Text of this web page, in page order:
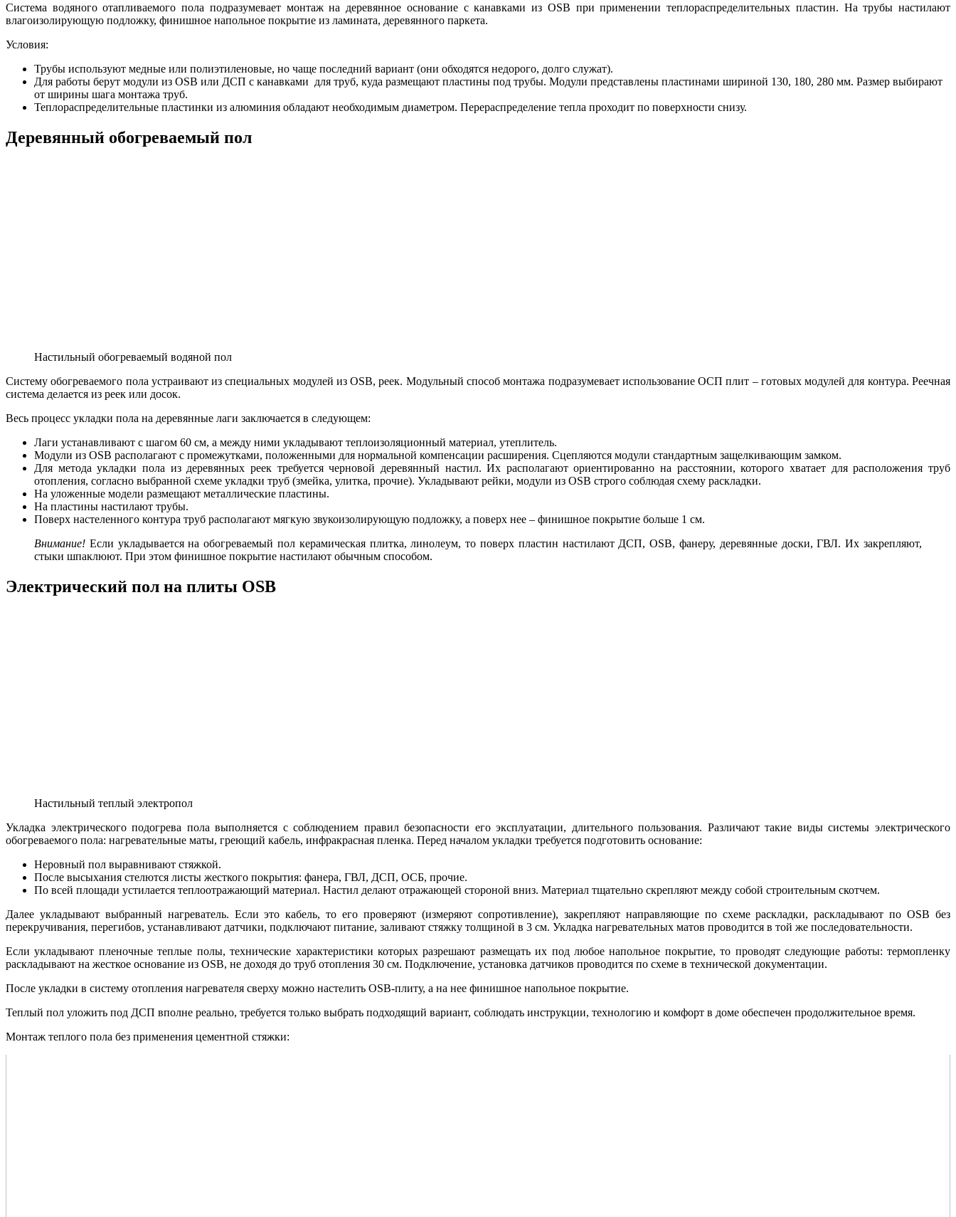
Система водяного отапливаемого пола подразумевает монтаж на деревянное основание с канавками из OSB при применении теплораспределительных пластин. На трубы настилают
влагоизолирующую подложку, финишное напольное покрытие из ламината, деревянного паркета.
Условия:
Трубы используют медные или полиэтиленовые, но чаще последний вариант (они обходятся недорого, долго служат).
Для работы берут модули из OSB или ДСП с канавками для труб, куда размещают пластины под трубы. Модули представлены пластинами шириной 130, 180, 280 мм. Размер выбирают
от ширины шага монтажа труб.
Теплораспределительные пластинки из алюминия обладают необходимым диаметром. Перераспределение тепла проходит по поверхности снизу.
Деревянный обогреваемый пол
Настильный обогреваемый водяной пол
Систему обогреваемого пола устраивают из специальных модулей из OSB, реек. Модульный способ монтажа подразумевает использование ОСП плит – готовых модулей для контура. Реечная
система делается из реек или досок.
Весь процесс укладки пола на деревянные лаги заключается в следующем:
Лаги устанавливают с шагом 60 см, а между ними укладывают теплоизоляционный материал, утеплитель.
Модули из OSB располагают с промежутками, положенными для нормальной компенсации расширения. Сцепляются модули стандартным защелкивающим замком.
Для метода укладки пола из деревянных реек требуется черновой деревянный настил. Их располагают ориентированно на расстоянии, которого хватает для расположения труб
отопления, согласно выбранной схеме укладки труб (змейка, улитка, прочие). Укладывают рейки, модули из OSB строго соблюдая схему раскладки.
На уложенные модели размещают металлические пластины.
На пластины настилают трубы.
Поверх настеленного контура труб располагают мягкую звукоизолирующую подложку, а поверх нее – финишное покрытие больше 1 см.
Внимание! Если укладывается на обогреваемый пол керамическая плитка, линолеум, то поверх пластин настилают ДСП, OSB, фанеру, деревянные доски, ГВЛ. Их закрепляют,
стыки шпаклюют. При этом финишное покрытие настилают обычным способом.
Электрический пол на плиты OSB
Настильный теплый электропол
Укладка электрического подогрева пола выполняется с соблюдением правил безопасности его эксплуатации, длительного пользования. Различают такие виды системы электрического
обогреваемого пола: нагревательные маты, греющий кабель, инфракрасная пленка. Перед началом укладки требуется подготовить основание:
Неровный пол выравнивают стяжкой.
После высыхания стелются листы жесткого покрытия: фанера, ГВЛ, ДСП, ОСБ, прочие.
По всей площади устилается теплоотражающий материал. Настил делают отражающей стороной вниз. Материал тщательно скрепляют между собой строительным скотчем.
Далее укладывают выбранный нагреватель. Если это кабель, то его проверяют (измеряют сопротивление), закрепляют направляющие по схеме раскладки, раскладывают по OSB без
перекручивания, перегибов, устанавливают датчики, подключают питание, заливают стяжку толщиной в 3 см. Укладка нагревательных матов проводится в той же последовательности.
Если укладывают пленочные теплые полы, технические характеристики которых разрешают размещать их под любое напольное покрытие, то проводят следующие работы: термопленку
раскладывают на жесткое основание из OSB, не доходя до труб отопления 30 см. Подключение, установка датчиков проводится по схеме в технической документации.
После укладки в систему отопления нагревателя сверху можно настелить OSB-плиту, а на нее финишное напольное покрытие.
Теплый пол уложить под ДСП вполне реально, требуется только выбрать подходящий вариант, соблюдать инструкции, технологию и комфорт в доме обеспечен продолжительное время.
Монтаж теплого пола без применения цементной стяжки: